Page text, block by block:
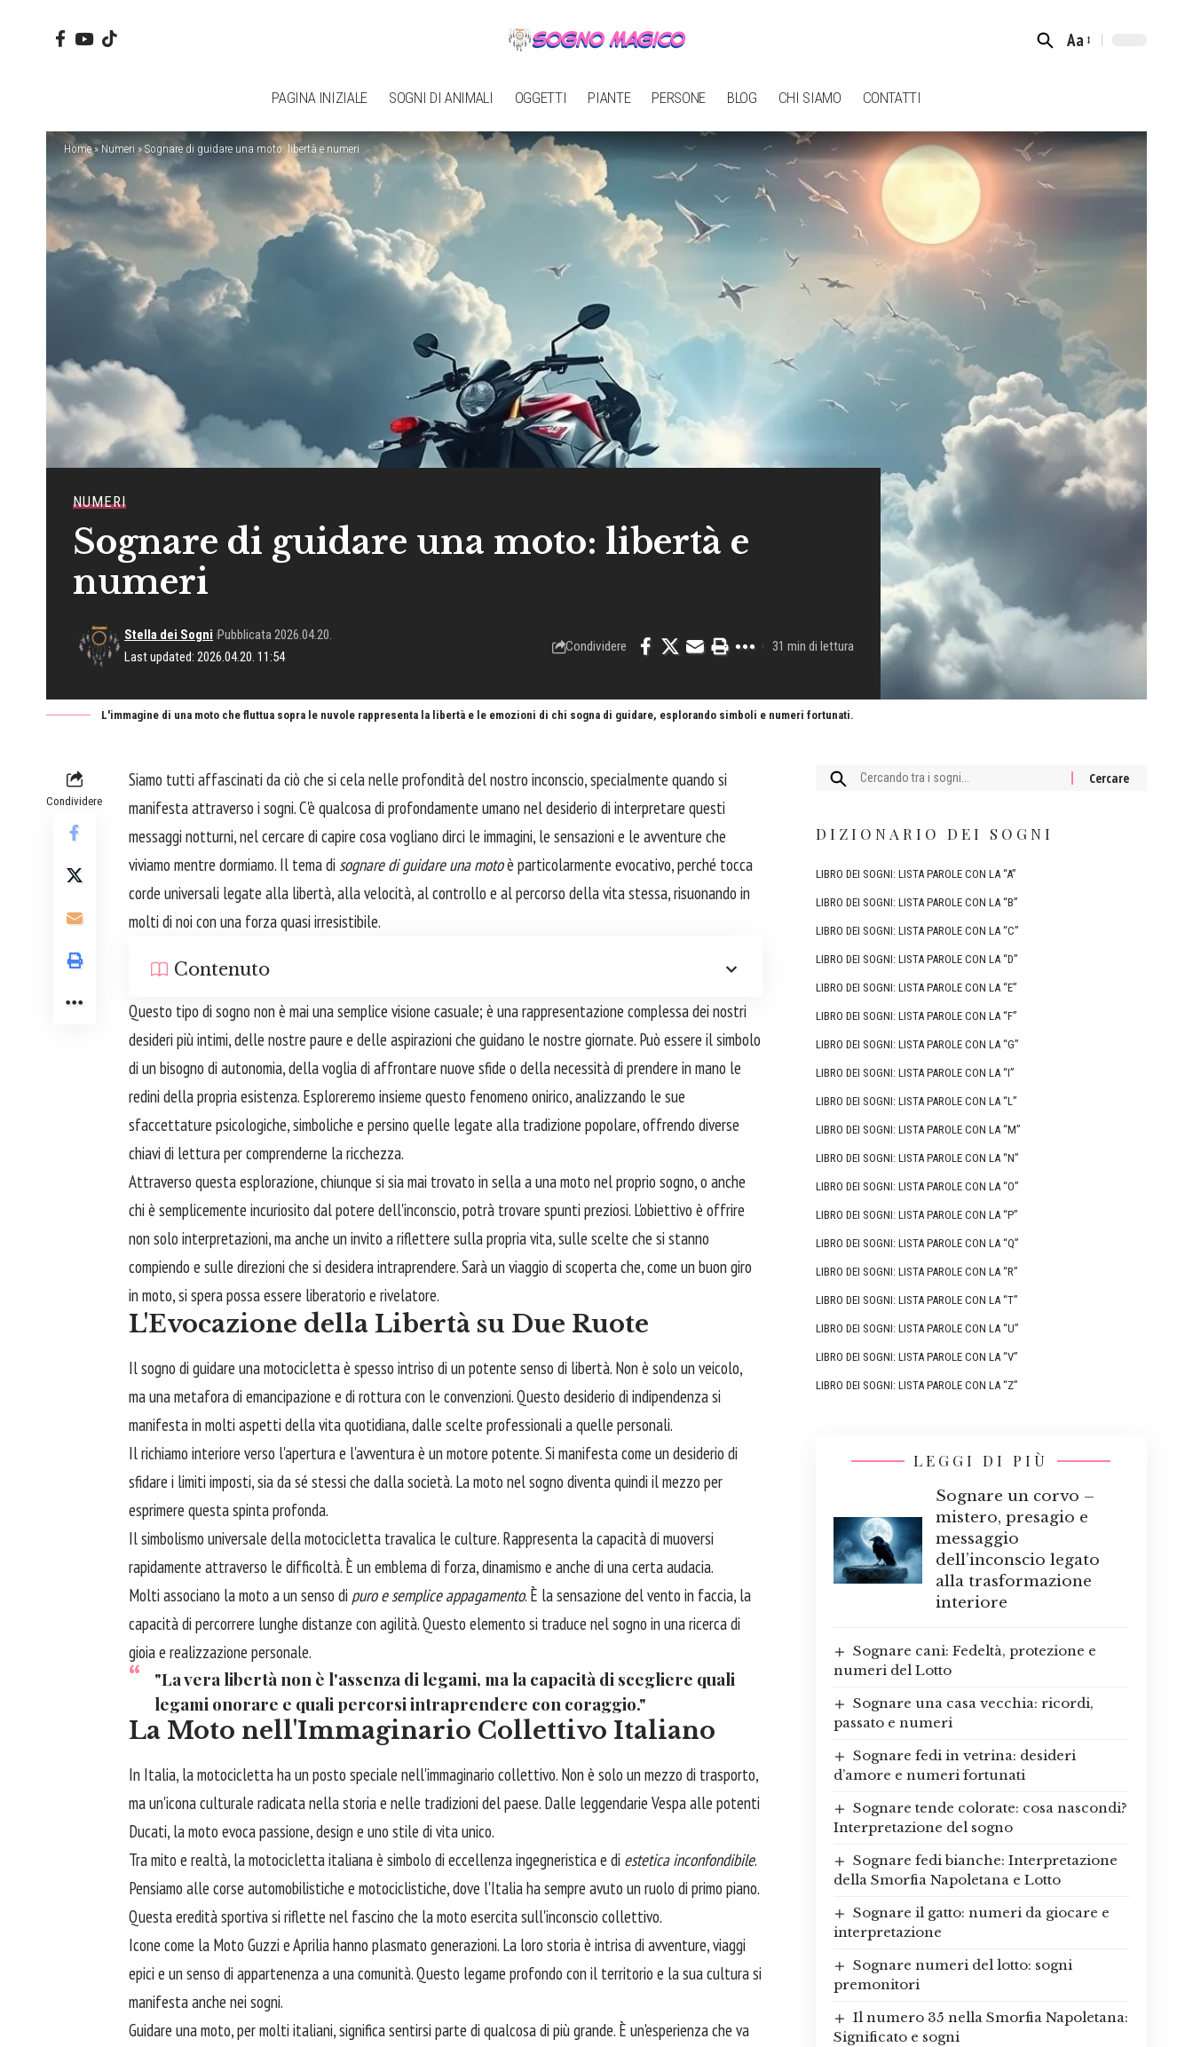
Font
Aa
PAGINA INIZIALE SOGNI DI ANIMALI OGGETTI PIANTE PERSONE BLOG CHI SIAMO CONTATTI
Home» Numeri » Sognare di guidare una moto: libertà e numeri
NUMERI
Sognare di guidare una moto: libertà e
numeri
Last updated: 2026.04.20. 11:54
Stella dei Sogni Pubblicata 2026.04.20.
Condividere 31 min di lettura
L'immagine di una moto che fluttua sopra le nuvole rappresenta la libertà e le emozioni di chi sogna di guidare, esplorando simboli e numeri fortunati.
Condividere
Siamo tutti affascinati da ciò che si cela nelle profondità del nostro inconscio, specialmente quando si
manifesta attraverso i sogni. C'è qualcosa di profondamente umano nel desiderio di interpretare questi
messaggi notturni, nel cercare di capire cosa vogliano dirci le immagini, le sensazioni e le avventure che
viviamo mentre dormiamo. Il tema disognare di guidare una motoè particolarmente evocativo, perché tocca
corde universali legate alla libertà, alla velocità, al controllo e al percorso della vita stessa, risuonando in
molti di noi con una forza quasi irresistibile.
Contenuto
Questo tipo di sogno non è mai una semplice visione casuale; è una rappresentazione complessa dei nostri
desideri più intimi, delle nostre paure e delle aspirazioni che guidano le nostre giornate. Può essere il simbolo
di un bisogno di autonomia, della voglia di affrontare nuove sfide o della necessità di prendere in mano le
redini della propria esistenza. Esploreremo insieme questo fenomeno onirico, analizzando le sue
sfaccettature psicologiche, simboliche e persino quelle legate alla tradizione popolare, offrendo diverse
chiavi di lettura per comprenderne la ricchezza.
Attraverso questa esplorazione, chiunque si sia mai trovato in sella a una moto nel proprio sogno, o anche
chi è semplicemente incuriosito dal potere dell'inconscio, potrà trovare spunti preziosi. L'obiettivo è offrire
non solo interpretazioni, ma anche un invito a riflettere sulla propria vita, sulle scelte che si stanno
compiendo e sulle direzioni che si desidera intraprendere. Sarà un viaggio di scoperta che, come un buon giro
in moto, si spera possa essere liberatorio e rivelatore.
L'Evocazione della Libertà su Due Ruote
Il sogno di guidare una motocicletta è spesso intriso di un potente senso di libertà. Non è solo un veicolo,
ma una metafora di emancipazione e di rottura con le convenzioni. Questo desiderio di indipendenza si
manifesta in molti aspetti della vita quotidiana, dalle scelte professionali a quelle personali.
Il richiamo interiore verso l'apertura e l'avventura è un motore potente. Si manifesta come un desiderio di
sfidare i limiti imposti, sia da sé stessi che dalla società. La moto nel sogno diventa quindi il mezzo per
esprimere questa spinta profonda.
Il simbolismo universale della motocicletta travalica le culture. Rappresenta la capacità di muoversi
rapidamente attraverso le difficoltà. È un emblema di forza, dinamismo e anche di una certa audacia.
Molti associano la moto a un senso di puro e semplice appagamento. È la sensazione del vento in faccia, la
capacità di percorrere lunghe distanze con agilità. Questo elemento si traduce nel sogno in una ricerca di
gioia e realizzazione personale.
"La vera libertà non è l'assenza di legami, ma la capacità di scegliere quali
legami onorare e quali percorsi intraprendere con coraggio."
La Moto nell'Immaginario Collettivo Italiano
In Italia, la motocicletta ha un posto speciale nell'immaginario collettivo. Non è solo un mezzo di trasporto,
ma un'icona culturale radicata nella storia e nelle tradizioni del paese. Dalle leggendarie Vespa alle potenti
Ducati, la moto evoca passione, design e uno stile di vita unico.
Tra mito e realtà, la motocicletta italiana è simbolo di eccellenza ingegneristica e di estetica inconfondibile.
Pensiamo alle corse automobilistiche e motociclistiche, dove l'Italia ha sempre avuto un ruolo di primo piano.
Questa eredità sportiva si riflette nel fascino che la moto esercita sull'inconscio collettivo.
Icone come la Moto Guzzi e Aprilia hanno plasmato generazioni. La loro storia è intrisa di avventure, viaggi
epici e un senso di appartenenza a una comunità. Questo legame profondo con il territorio e la sua cultura si
manifesta anche nei sogni.
Guidare una moto, per molti italiani, significa sentirsi parte di qualcosa di più grande. È un'esperienza che va
Cercare:
DIZIONARIO DEI SOGNI
LIBRO DEI SOGNI: LISTA PAROLE CON LA “A”
LIBRO DEI SOGNI: LISTA PAROLE CON LA “B”
LIBRO DEI SOGNI: LISTA PAROLE CON LA “C”
LIBRO DEI SOGNI: LISTA PAROLE CON LA “D”
LIBRO DEI SOGNI: LISTA PAROLE CON LA “E”
LIBRO DEI SOGNI: LISTA PAROLE CON LA “F”
LIBRO DEI SOGNI: LISTA PAROLE CON LA “G”
LIBRO DEI SOGNI: LISTA PAROLE CON LA “I”
LIBRO DEI SOGNI: LISTA PAROLE CON LA “L”
LIBRO DEI SOGNI: LISTA PAROLE CON LA “M”
LIBRO DEI SOGNI: LISTA PAROLE CON LA “N”
LIBRO DEI SOGNI: LISTA PAROLE CON LA “O”
LIBRO DEI SOGNI: LISTA PAROLE CON LA “P”
LIBRO DEI SOGNI: LISTA PAROLE CON LA “Q”
LIBRO DEI SOGNI: LISTA PAROLE CON LA “R”
LIBRO DEI SOGNI: LISTA PAROLE CON LA “T”
LIBRO DEI SOGNI: LISTA PAROLE CON LA “U”
LIBRO DEI SOGNI: LISTA PAROLE CON LA “V”
LIBRO DEI SOGNI: LISTA PAROLE CON LA “Z”
LEGGI DI PIÙ
Sognare un corvo –
mistero, presagio e
messaggio
dell’inconscio legato
alla trasformazione
interiore
Sognare cani: Fedeltà, protezione e
numeri del Lotto
Sognare una casa vecchia: ricordi,
passato e numeri
Sognare fedi in vetrina: desideri
d’amore e numeri fortunati
Sognare tende colorate: cosa nascondi?
Interpretazione del sogno
Sognare fedi bianche: Interpretazione
della Smorfia Napoletana e Lotto
Sognare il gatto: numeri da giocare e
interpretazione
Sognare numeri del lotto: sogni
premonitori
Il numero 35 nella Smorfia Napoletana:
Significato e sogni